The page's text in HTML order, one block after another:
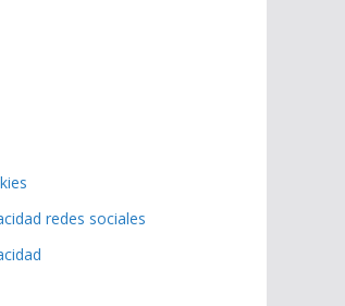
redes sociales